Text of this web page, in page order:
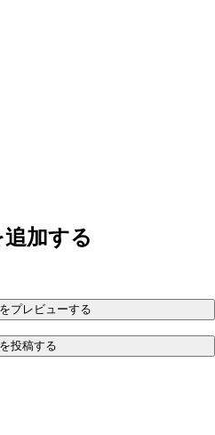
加する
プレビューする
投稿する